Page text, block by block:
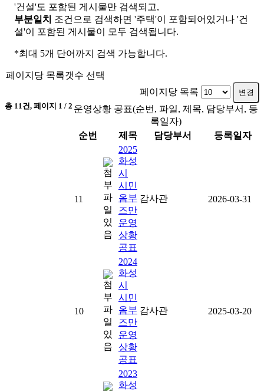
'건설'도 포함된 게시물만 검색되고,
부분일치 조건으로 검색하면 '주택'이 포함되어있거나 '건
설'이 포함된 게시물이 모두 검색됩니다.
*최대 5개 단어까지 검색 가능합니다.
페이지당 목록갯수 선택
총 11 건, 페이지 1 / 2
페이지당 목록 변경
운영상황 공표(순번, 파일, 제목, 담당부서, 등
록일자)
순번
제목 담당부서 등록일자
11
2025
화성
시
시민
옴부
즈만
운영
상황
공표
감사관 2026-03-31
10
2024
화성
시
시민
옴부
즈만
운영
상황
공표
감사관 2025-03-20
2023
화성